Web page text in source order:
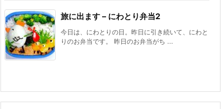
旅に出ます – にわとり弁当2
今日は、にわとりの日。昨日に引き続いて、にわと
りのお弁当です。 昨日のお弁当がち ...